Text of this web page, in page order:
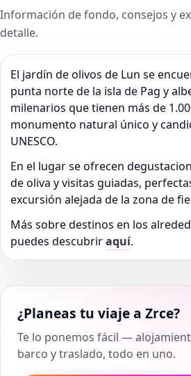
Información de fondo, consejos y
detalle.
El jardín de olivos de Lun se
punta norte de la isla de Pag y
milenarios que tienen más de
monumento natural único y
UNESCO.
En el lugar se ofrecen
de oliva y visitas guiadas,
excursión alejada de la zona de
Más sobre destinos en los
puedes descubriraquí.
¿Planeas tu viaje a Zrce?
Te lo ponemos fácil —
barco y traslado, todo en uno.